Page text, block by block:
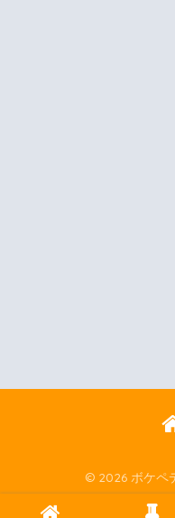
© 2026 ボケペ